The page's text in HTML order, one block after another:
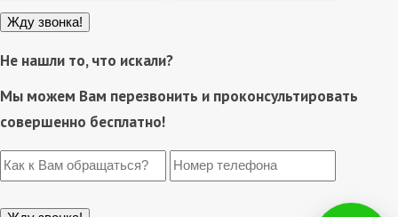
Не нашли то, что искали?
Мы можем Вам перезвонить и проконсультировать
совершенно бесплатно!